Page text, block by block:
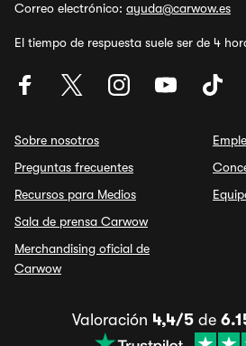
Correo electrónico: ayuda@carwow.es
El tiempo de respuesta suele ser de 4
Sobre nosotros
Preguntas frecuentes
Recursos para Medios
Sala de prensa Carwow
Merchandising oficial de
Carwow
Valoración 4,4/5de